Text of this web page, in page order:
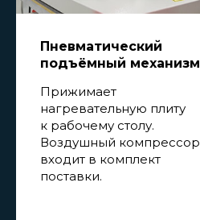
Пневматический
подъёмный механизм
Прижимает
нагревательную плиту
к рабочему столу.
Воздушный компрессор
входит в комплект
поставки.